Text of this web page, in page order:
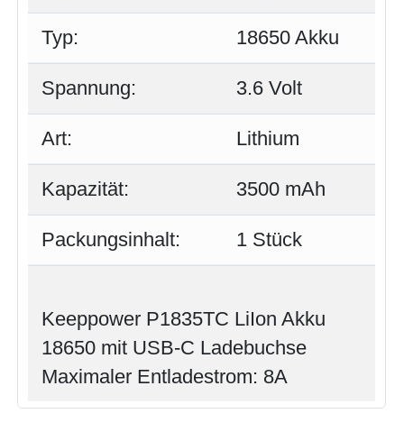
Typ: 18650 Akku
Spannung: 3.6 Volt
Art: Lithium
Kapazität: 3500 mAh
Packungsinhalt: 1 Stück
Keeppower P1835TC LiIon Akku
18650 mit USB-C Ladebuchse
Maximaler Entladestrom: 8A